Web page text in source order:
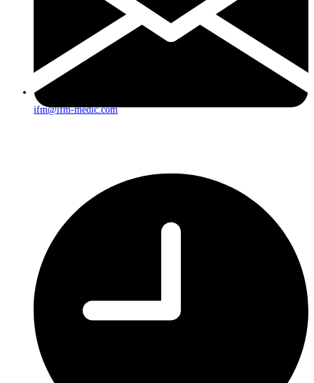
ifm@ifm-medic.com